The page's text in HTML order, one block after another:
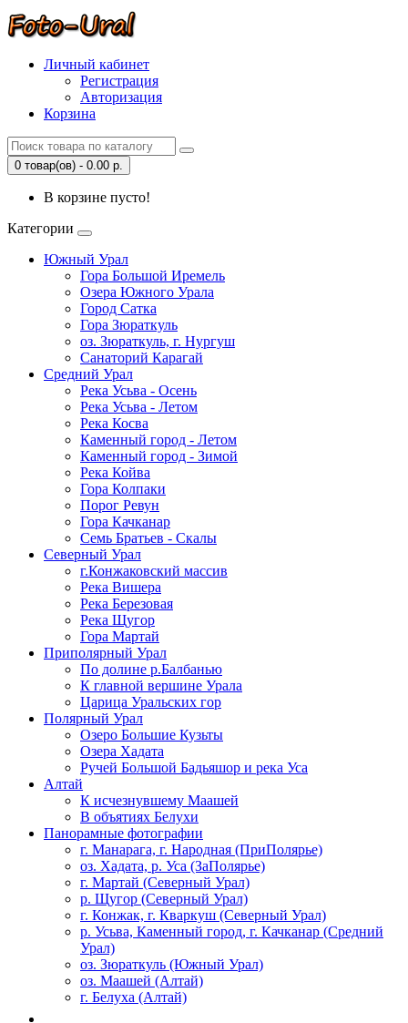
Личный кабинет
Регистрация
Авторизация
Корзина
0 товар(ов) - 0.00 р.
В корзине пусто!
Категории
Южный Урал
Гора Большой Иремель
Озера Южного Урала
Город Сатка
Гора Зюраткуль
оз. Зюраткуль, г. Нургуш
Санаторий Карагай
Средний Урал
Река Усьва - Осень
Река Усьва - Летом
Река Косва
Каменный город - Летом
Каменный город - Зимой
Река Койва
Гора Колпаки
Порог Ревун
Гора Качканар
Семь Братьев - Скалы
Северный Урал
г.Конжаковский массив
Река Вишера
Река Березовая
Река Щугор
Гора Мартай
Приполярный Урал
По долине р.Балбанью
К главной вершине Урала
Царица Уральских гор
Полярный Урал
Озеро Большие Кузьты
Озера Хадата
Ручей Большой Бадьяшор и река Уса
Алтай
К исчезнувшему Маашей
В объятиях Белухи
Панорамные фотографии
г. Манарага, г. Народная (ПриПолярье)
оз. Хадата, р. Уса (ЗаПолярье)
г. Мартай (Северный Урал)
р. Щугор (Северный Урал)
г. Конжак, г. Кваркуш (Северный Урал)
р. Усьва, Каменный город, г. Качканар (Средний
Урал)
оз. Зюраткуль (Южный Урал)
оз. Маашей (Алтай)
г. Белуха (Алтай)